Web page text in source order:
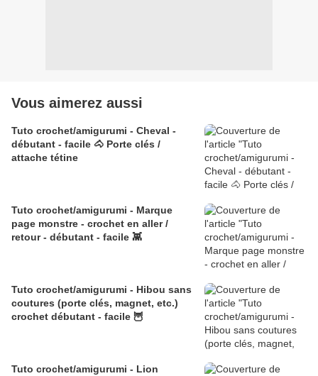
Vous aimerez aussi
Tuto crochet/amigurumi - Cheval -
débutant - facile 🐴 Porte clés /
attache tétine
Tuto crochet/amigurumi - Marque
page monstre - crochet en aller /
retour - débutant - facile 👾
Tuto crochet/amigurumi - Hibou sans
coutures (porte clés, magnet, etc.)
crochet débutant - facile 🦉
Tuto crochet/amigurumi - Lion